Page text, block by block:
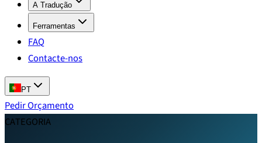
A Tradução
Ferramentas
FAQ
Contacte-nos
PT
Pedir Orçamento
CATEGORIA